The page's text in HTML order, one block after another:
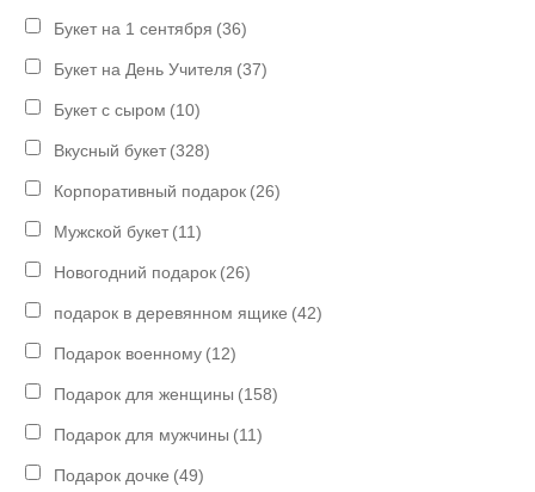
Букет на 1 сентября (36)
Букет на День Учителя (37)
Букет с сыром (10)
Вкусный букет (328)
Корпоративный подарок (26)
Мужской букет (11)
Новогодний подарок (26)
подарок в деревянном ящике (42)
Подарок военному (12)
Подарок для женщины (158)
Подарок для мужчины (11)
Подарок дочке (49)